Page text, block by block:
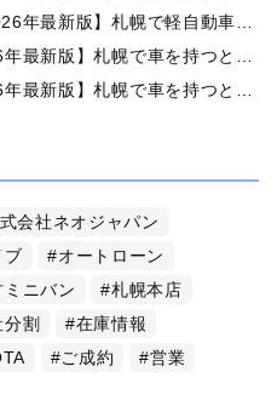
第2弾 Part3 【完全版】 【2026年最新版】札幌で軽自動車を持つと月々いくら？維持費・ガソリン・保険・車検・冬タイヤまで徹底解説
第2弾 Part2【完全版】 【2026年最新版】札幌で車を持つと年間いくら？軽自動車・コンパクトカー・ミニバン・SUVの維持費を徹底比較
第2弾 Part1【完全版】 【2026年最新版】札幌で車を持つと年間いくら？中古車の維持費・税金・ガソリン・駐車場代を徹底解説
会社ネオジャパン
ブ
オートローン
ミニバン
札幌本店
分割
在庫情報
ご成約
営業